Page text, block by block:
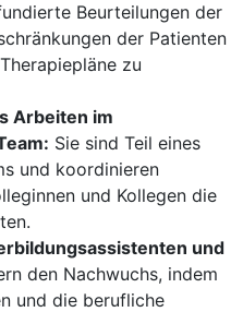
Beurteilungen der
der Patienten
zu
Arbeiten im
Sie sind Teil eines
und koordinieren
und Kollegen die
und
den Nachwuchs, indem
und die berufliche